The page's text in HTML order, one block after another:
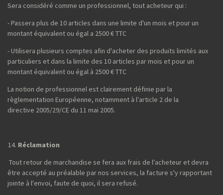
Sera considéré comme un professionnel, tout acheteur qui :
- Passera plus de 10 articles dans une limite d'un mois et pour un
montant équivalent ou égal a 2500 € TTC
- Utilisera plusieurs comptes afin d'acheter des produits limités aux
particuliers et dans la limite des 10 articles par mois et pour un
montant équivalent ou égal à 2500 € TTC
La notion de professionnel est clairement définie par la
règlementation Européenne, notamment à l'article 2 de la
directive 2005/29/CE du 11 mai 2005.
Réclamation
Tout retour de marchandise se fera aux frais de l'acheteur et devra
être accepté au préalable par nos services, la facture s'y rapportant
jointe à l'envoi, faute de quoi, il sera refusé.